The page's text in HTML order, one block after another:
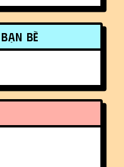
functionality
bè